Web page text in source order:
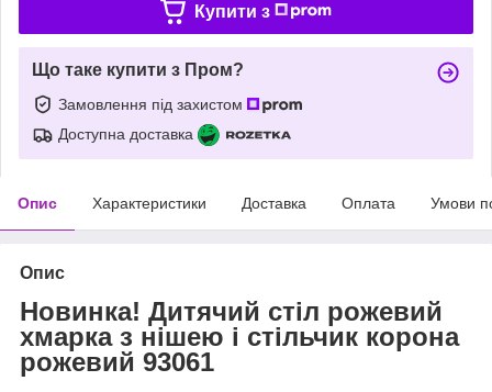
Купити з
Що таке купити з Пром?
Замовлення під захистом
Доступна доставка
Опис Характеристики Доставка Оплата Умови
Опис
Новинка! Дитячий стіл рожевий
хмарка з нішею і стільчик корона
рожевий 93061